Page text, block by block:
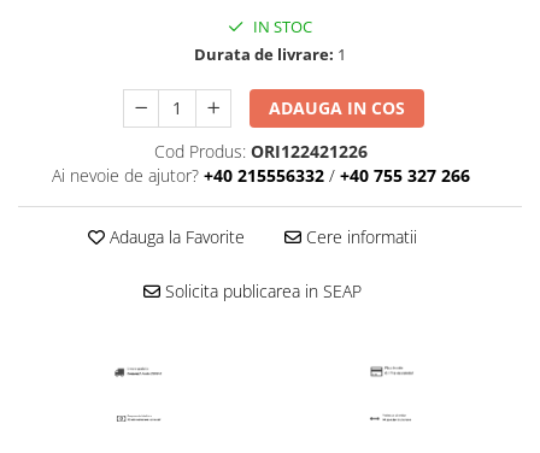
IN STOC
Durata de livrare: 1
ADAUGA IN COS
Cod Produs: ORI122421226
Ai nevoie de ajutor? +40 215556332 / +40 755 327 266
Adauga la Favorite Cere informatii
Solicita publicarea in SEAP